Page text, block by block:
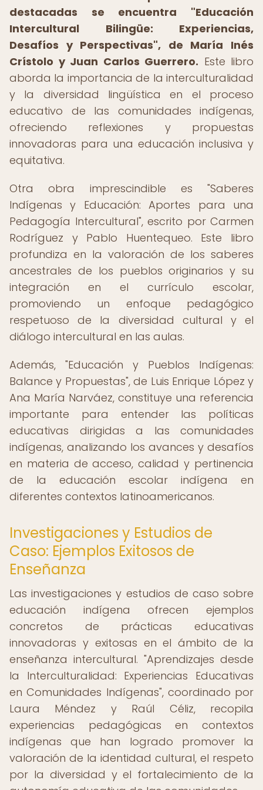
destacadas se encuentra "Educación
Intercultural Bilingüe: Experiencias,
Desafíos y Perspectivas", de María Inés
Crístolo y Juan Carlos Guerrero. Este libro
aborda la importancia de la interculturalidad
y la diversidad lingüística en el proceso
educativo de las comunidades indígenas,
ofreciendo reflexiones y propuestas
innovadoras para una educación inclusiva y
equitativa.
Otra obra imprescindible es "Saberes
Indígenas y Educación: Aportes para una
Pedagogía Intercultural", escrito por Carmen
Rodríguez y Pablo Huentequeo. Este libro
profundiza en la valoración de los saberes
ancestrales de los pueblos originarios y su
integración en el currículo escolar,
promoviendo un enfoque pedagógico
respetuoso de la diversidad cultural y el
diálogo intercultural en las aulas.
Además, "Educación y Pueblos Indígenas:
Balance y Propuestas", de Luis Enrique López y
Ana María Narváez, constituye una referencia
importante para entender las políticas
educativas dirigidas a las comunidades
indígenas, analizando los avances y desafíos
en materia de acceso, calidad y pertinencia
de la educación escolar indígena en
diferentes contextos latinoamericanos.
Investigaciones y Estudios de
Caso: Ejemplos Exitosos de
Enseñanza
Las investigaciones y estudios de caso sobre
educación indígena ofrecen ejemplos
concretos de prácticas educativas
innovadoras y exitosas en el ámbito de la
enseñanza intercultural. "Aprendizajes desde
la Interculturalidad: Experiencias Educativas
en Comunidades Indígenas", coordinado por
Laura Méndez y Raúl Céliz, recopila
experiencias pedagógicas en contextos
indígenas que han logrado promover la
valoración de la identidad cultural, el respeto
por la diversidad y el fortalecimiento de la